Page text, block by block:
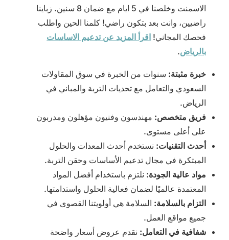
الاسمنت وخلصنا في 5 ايام مع ضمان 8 سنين. زباينا
راضيين، وانت بعد بتكون راضي! كلمنا الحين واطلب
فحصك المجاني! اقرأ المزيد عن تدعيم الاساسات
بالرياض.
خبرة مثبتة: سنوات من الخبرة في سوق المقاولات
السعودي والتعامل مع تحديات التربة والمباني في
الرياض.
فريق متخصص: مهندسون وفنيون مؤهلون ومدربون
على أعلى مستوى.
أحدث التقنيات: نستخدم أحدث المعدات والحلول
المبتكرة في مجال تدعيم الأساسات وحقن التربة.
مواد عالية الجودة: نلتزم باستخدام أفضل المواد
المعتمدة عالميًا لضمان فعالية الحلول واستدامتها.
التزام بالسلامة: السلامة هي أولويتنا القصوى في
جميع مواقع العمل.
شفافية في التعامل: نقدم عروض أسعار واضحة